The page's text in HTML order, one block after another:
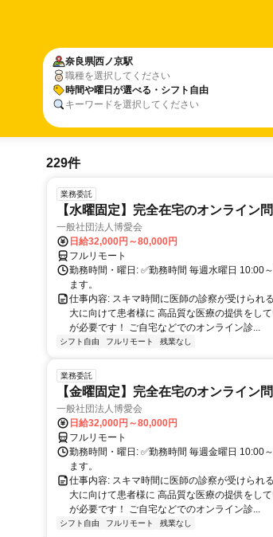
奈良県西ノ京駅
職種を選択してください
時間や曜日が選べる・シフト自由
キーワードを選択してください
229件
業務委託
【水曜固定】完全在宅のオンライン
一般社団法人博愛会
日給32,000円～80,000円
フルリモート
勤務時間・曜日: ✅勤務時間 毎週水曜日 10:00
ます。
仕事内容: スキマ時間に医師の診察が受けられ
大に向けて患者様に 高品質な医療の提供をし
が必要です！ ご自宅などでのオンライン診...
シフト自由 フルリモート 残業なし
業務委託
【金曜固定】完全在宅のオンライン
一般社団法人博愛会
日給32,000円～80,000円
フルリモート
勤務時間・曜日: ✅勤務時間 毎週金曜日 10:00
ます。
仕事内容: スキマ時間に医師の診察が受けられ
大に向けて患者様に 高品質な医療の提供をし
が必要です！ ご自宅などでのオンライン診...
シフト自由 フルリモート 残業なし